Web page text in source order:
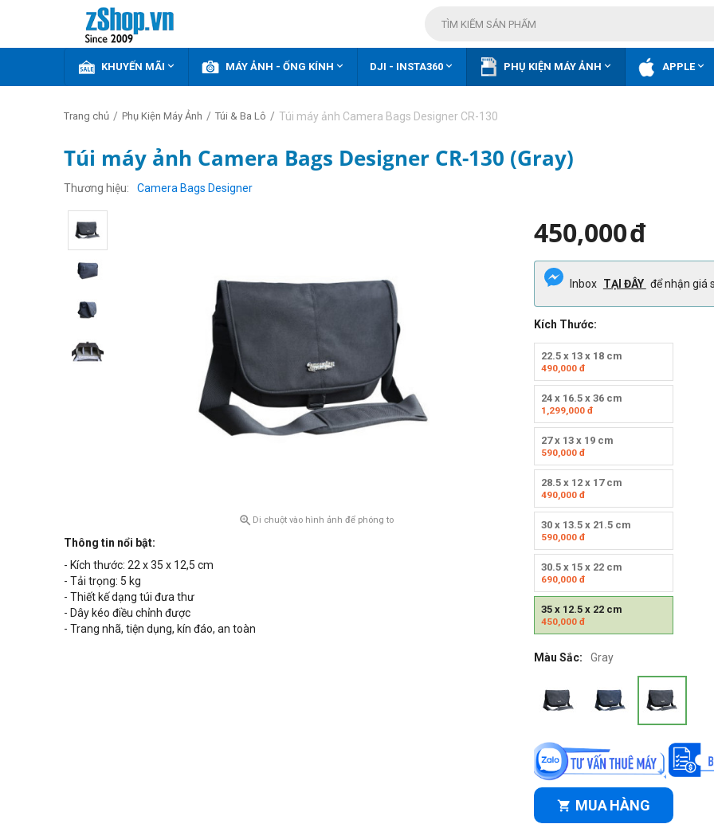
KHUYẾN MÃI  MÁY ẢNH - ỐNG KÍNH  DJI - INSTA360  PHỤ KIỆN MÁY ẢNH  APPLE
Trang chủ / Phụ Kiện Máy Ảnh / Túi & Ba Lô / Túi máy ảnh Camera Bags Designer CR-130
Túi máy ảnh Camera Bags Designer CR-130 (Gray)
Thương hiệu Camera Bags Designer
 Di chuột vào hình ảnh để phóng to
Thông tin nổi bật:
- Kích thước: 22 x 35 x 12,5 cm
- Tải trọng: 5 kg
- Thiết kế dạng túi đưa thư
- Dây kéo điều chỉnh được
- Trang nhã, tiện dụng, kín đáo, an toàn
450,000đ
Inbox TẠI ĐÂY để nhận giá
Kích Thước:
22.5 x 13 x 18 cm
490,000đ
24 x 16.5 x 36 cm
1,299,000đ
27 x 13 x 19 cm
590,000đ
28.5 x 12 x 17 cm
490,000đ
30 x 13.5 x 21.5 cm
590,000đ
30.5 x 15 x 22 cm
690,000đ
35 x 12.5 x 22 cm
450,000đ
Màu Sắc: Gray
MUA HÀNG